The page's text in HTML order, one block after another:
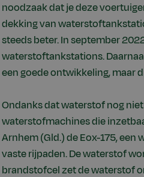
noodzaak dat je deze
dekking van
steeds beter. In september
waterstoftankstations.
een goede ontwikkeling, maar
Ondanks dat waterstof nog
waterstofmachines die
Arnhem (Gld.) de Eox-175,
vaste rijpaden. De waterstof
brandstofcel zet de waterstof